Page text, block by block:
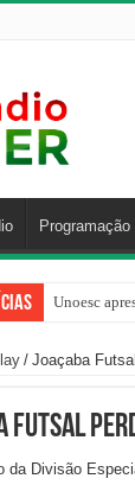
Programação
Unoesc
Família
/ Joaçaba
Futsal
da Divisão